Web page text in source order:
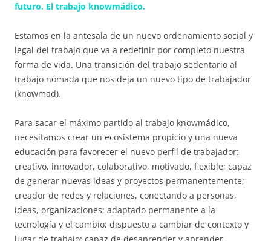
futuro. El trabajo knowmádico.
Estamos en la antesala de un nuevo ordenamiento social y
legal del trabajo que va a redefinir por completo nuestra
forma de vida. Una transición del trabajo sedentario al
trabajo nómada que nos deja un nuevo tipo de trabajador
(knowmad).
Para sacar el máximo partido al trabajo knowmádico,
necesitamos crear un ecosistema propicio y una nueva
educación para favorecer el nuevo perfil de trabajador:
creativo, innovador, colaborativo, motivado, flexible; capaz
de generar nuevas ideas y proyectos permanentemente;
creador de redes y relaciones, conectando a personas,
ideas, organizaciones; adaptado permanente a la
tecnología y el cambio; dispuesto a cambiar de contexto y